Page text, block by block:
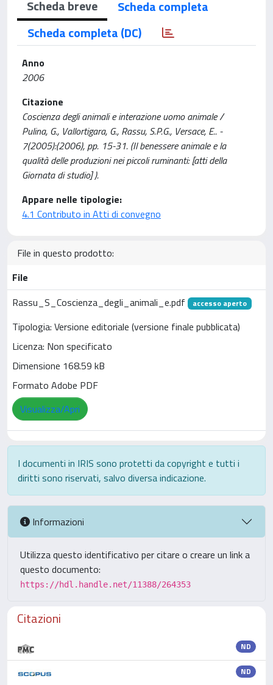
Scheda breve
Scheda completa
Scheda completa (DC)
Anno
2006
Citazione
Coscienza degli animali e interazione uomo animale /
Pulina, G., Vallortigara, G., Rassu, S.P.G., Versace, E.. -
7(2005):(2006), pp. 15-31. (Il benessere animale e la
qualità delle produzioni nei piccoli ruminanti: [atti della
Giornata di studio] ).
Appare nelle tipologie:
4.1 Contributo in Atti di convegno
File in questo prodotto:
File
Rassu_S_Coscienza_degli_animali_e.pdf
accesso aperto
Tipologia: Versione editoriale (versione finale pubblicata)
Licenza: Non specificato
Dimensione 168.59 kB
Formato Adobe PDF
Visualizza/Apri
I documenti in IRIS sono protetti da copyright e tutti i
diritti sono riservati, salvo diversa indicazione.
Informazioni
Utilizza questo identificativo per citare o creare un link a
questo documento:
https://hdl.handle.net/11388/264353
Citazioni
ND
ND